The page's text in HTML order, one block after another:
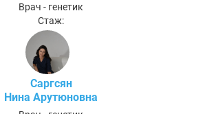
Врач - генетик
Стаж:
Саргсян
Нина Арутюновна